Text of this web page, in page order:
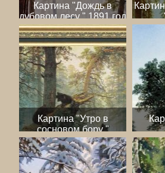
Картина "Дождь в
дубовом лесу " 1891 год
Картина "Утро в
сосновом бору "